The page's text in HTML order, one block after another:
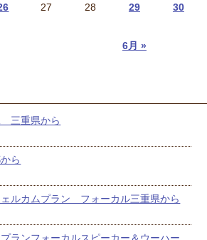
6月 »
27 28 29
30
三重県から
ら
ルカムプラン フォーカル三重県から
ランフォーカルスピーカー＆ウーハー